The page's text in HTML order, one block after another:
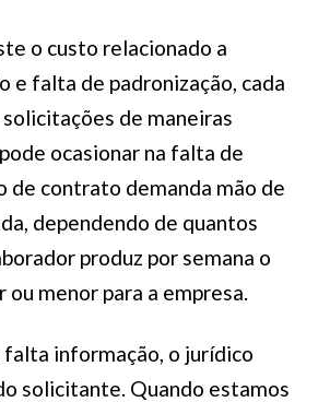
o custo relacionado a
e falta de padronização, cada
de maneiras
ocasionar na falta de
de contrato demanda mão de
dependendo de quantos
produz por semana o
ou menor para a empresa.
informação, o jurídico
solicitante. Quando estamos